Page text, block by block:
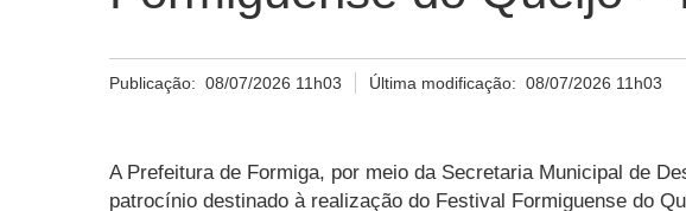
Publicação: 08/07/2026 11h03 Última modificação:08/07/2026 11h03
A Prefeitura de Formiga, por meio da Secretaria Municipal de
patrocínio destinado à realização do Festival Formiguense do